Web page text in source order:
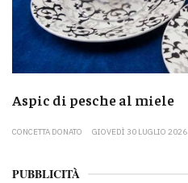
Aspic di pesche al miele
CONCETTA DONATO GIOVEDÌ 30 LUGLIO 2026
PUBBLICITÀ